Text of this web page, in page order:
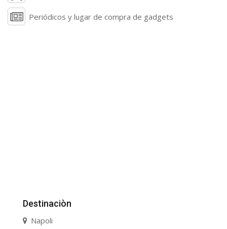
Periódicos y lugar de compra de gadgets
Destinaciòn
Napoli